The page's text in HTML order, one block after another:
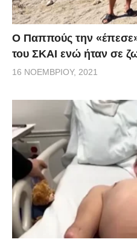
Ο Παππούς την
του ΣΚΑΙ ενώ ήταν σε
16 ΝΟΕΜΒΡΊΟΥ, 2021